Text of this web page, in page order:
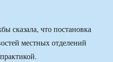
сказала, что постановка
местных отделений